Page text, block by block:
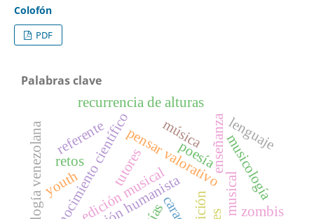
Colofón
PDF
Palabras clave
pensar valorativo
conocimiento científico poesía
referente música enseñanzamusicología
edición musical
recurrencia de alturas
lenguaje
tutores
retos
zombis
youth